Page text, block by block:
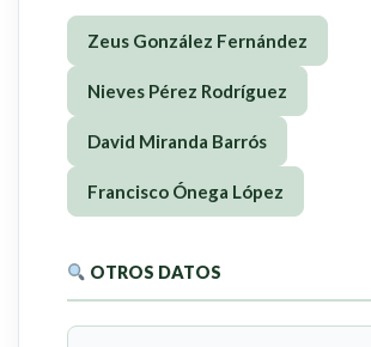
Zeus González Fernández
Nieves Pérez Rodríguez
David Miranda Barrós
Francisco Ónega López
OTROS DATOS